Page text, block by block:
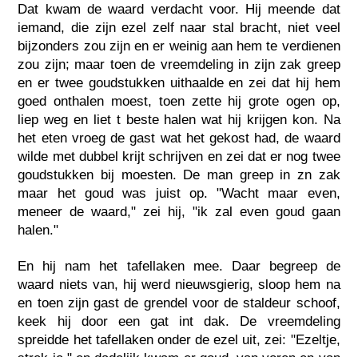
Dat kwam de waard verdacht voor. Hij meende dat
iemand, die zijn ezel zelf naar stal bracht, niet veel
bijzonders zou zijn en er weinig aan hem te verdienen
zou zijn; maar toen de vreemdeling in zijn zak greep
en er twee goudstukken uithaalde en zei dat hij hem
goed onthalen moest, toen zette hij grote ogen op,
liep weg en liet t beste halen wat hij krijgen kon. Na
het eten vroeg de gast wat het gekost had, de waard
wilde met dubbel krijt schrijven en zei dat er nog twee
goudstukken bij moesten. De man greep in zn zak
maar het goud was juist op. "Wacht maar even,
meneer de waard," zei hij, "ik zal even goud gaan
halen."
En hij nam het tafellaken mee. Daar begreep de
waard niets van, hij werd nieuwsgierig, sloop hem na
en toen zijn gast de grendel voor de staldeur schoof,
keek hij door een gat int dak. De vreemdeling
spreidde het tafellaken onder de ezel uit, zei: "Ezeltje,